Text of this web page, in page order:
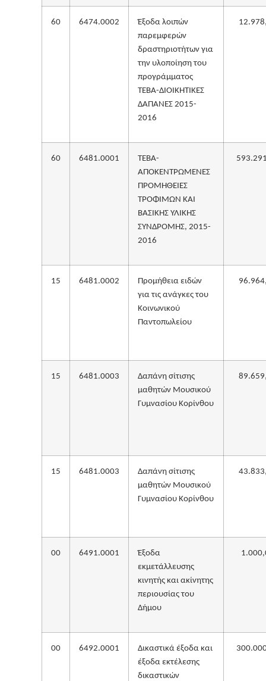
60 6474.0002
Έξοδα λοιπών
παρεμφερών
δραστηριοτήτων για
την υλοποίηση του
προγράμματος
ΤΕΒΑ-ΔΙΟΙΚΗΤΙΚΕΣ
ΔΑΠΑΝΕΣ 2015-
2016
60 6481.0001
ΤΕΒΑ-
ΑΠΟΚΕΝΤΡΩΜΕΝΕΣ
ΠΡΟΜΗΘΕΙΕΣ
ΤΡΟΦΙΜΩΝ ΚΑΙ
ΒΑΣΙΚΗΣ ΥΛΙΚΗΣ
ΣΥΝΔΡΟΜΗΣ, 2015-
2016
15 6481.0002
Προμήθεια ειδών
για τις ανάγκες του
Κοινωνικού
Παντοπωλείου
15 6481.0003
Δαπάνη σίτισης
μαθητών Μουσικού
Γυμνασίου Κορίνθου
15 6481.0003
Δαπάνη σίτισης
μαθητών Μουσικού
Γυμνασίου Κορίνθου
00 6491.0001
Έξοδα
εκμετάλλευσης
κινητής και ακίνητης
περιουσίας του
Δήμου
00 6492.0001
Δικαστικά έξοδα και
έξοδα εκτέλεσης
δικαστικών